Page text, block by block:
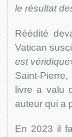
le résultat
Réédité
Vatican
est véridique
Saint-Pierre,
livre a valu
auteur qui a
En 2023 il